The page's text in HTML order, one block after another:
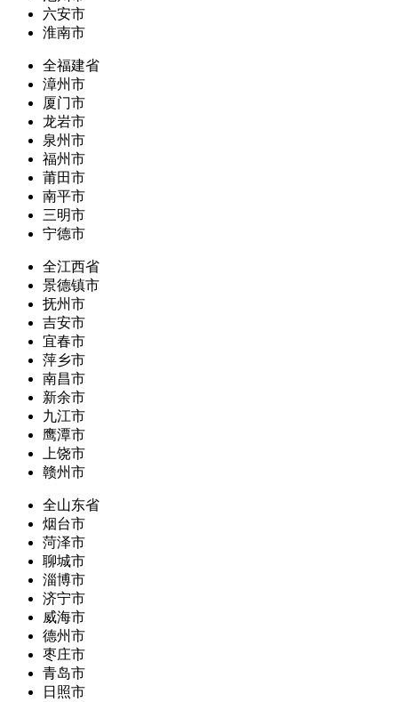
六安市
淮南市
全福建省
漳州市
厦门市
龙岩市
泉州市
福州市
莆田市
南平市
三明市
宁德市
全江西省
景德镇市
抚州市
吉安市
宜春市
萍乡市
南昌市
新余市
九江市
鹰潭市
上饶市
赣州市
全山东省
烟台市
菏泽市
聊城市
淄博市
济宁市
威海市
德州市
枣庄市
青岛市
日照市